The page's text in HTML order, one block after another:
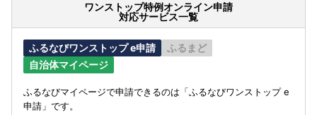
ワンストップ特例オンライン申請
対応サービス一覧
ふるなびワンストップ e申請
ふるまど
自治体マイページ
ふるなびマイページで申請できるのは「ふるなびワンストップ e
申請」です。